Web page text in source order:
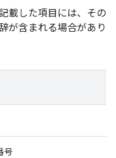
載した項目には、その
が含まれる場合があり
号